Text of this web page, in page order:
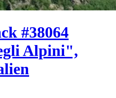
#38064
Alpini",